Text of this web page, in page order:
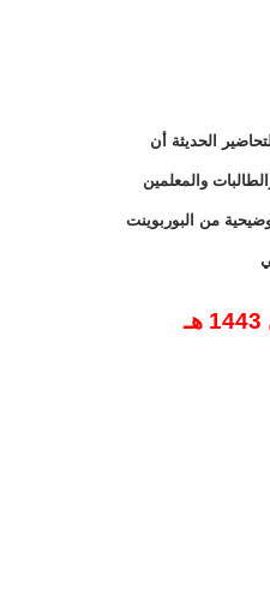
الحديثة أن
والمعلمين
من البوربوينت